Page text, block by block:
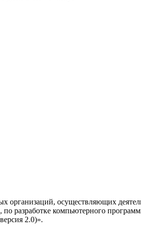
организаций, осуществляющих
разработке компьютерного
2.0)».